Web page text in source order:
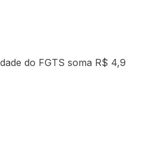
do FGTS soma R$ 4,9